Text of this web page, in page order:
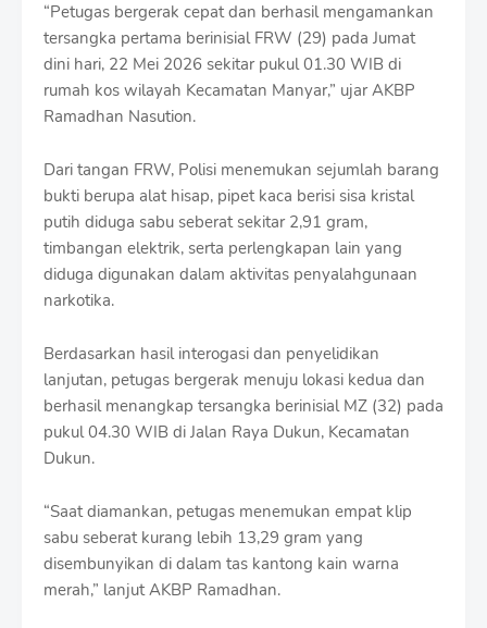
“Petugas bergerak cepat dan berhasil mengamankan
tersangka pertama berinisial FRW (29) pada Jumat
dini hari, 22 Mei 2026 sekitar pukul 01.30 WIB di
rumah kos wilayah Kecamatan Manyar,” ujar AKBP
Ramadhan Nasution.
Dari tangan FRW, Polisi menemukan sejumlah barang
bukti berupa alat hisap, pipet kaca berisi sisa kristal
putih diduga sabu seberat sekitar 2,91 gram,
timbangan elektrik, serta perlengkapan lain yang
diduga digunakan dalam aktivitas penyalahgunaan
narkotika.
Berdasarkan hasil interogasi dan penyelidikan
lanjutan, petugas bergerak menuju lokasi kedua dan
berhasil menangkap tersangka berinisial MZ (32) pada
pukul 04.30 WIB di Jalan Raya Dukun, Kecamatan
Dukun.
“Saat diamankan, petugas menemukan empat klip
sabu seberat kurang lebih 13,29 gram yang
disembunyikan di dalam tas kantong kain warna
merah,” lanjut AKBP Ramadhan.